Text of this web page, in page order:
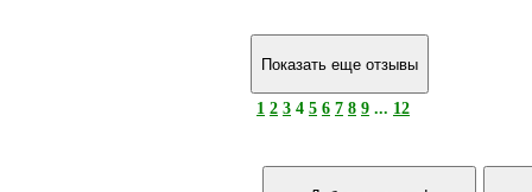
1 2 3 4 5 6 7 8 9 ... 12